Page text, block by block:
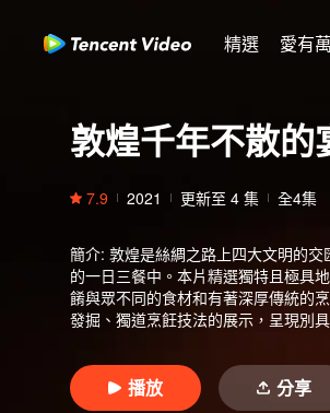
精選 愛有
敦煌千年不散的
7.9 2021 更新至 4 集 全4集
簡介: 敦煌是絲綢之路上四大文明的
的一日三餐中。本片精選獨特且極具
餚與眾不同的食材和有著深厚傳統的
發掘、獨道烹飪技法的展示，呈現別
播放 分享